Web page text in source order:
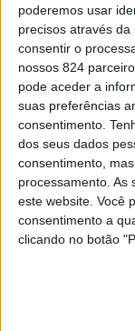
poderemos usar
precisos através
consentir o
nossos 824
pode aceder a
suas preferências
consentimento.
dos seus dados
consentimento,
processamento. As
este website. Você
consentimento a
clicando no botão
portalegrenses
Manuel Reis, que
bronze, com
e Manuel Reis a
Benjamins.
O
alcançou o 7°